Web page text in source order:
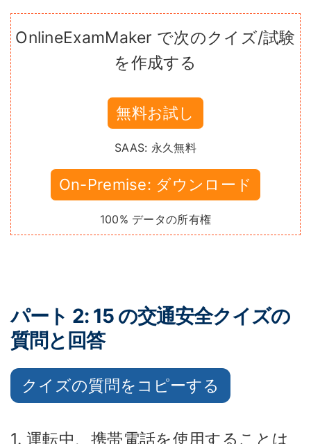
OnlineExamMaker で次のクイズ/試験
を作成する
無料お試し
SAAS: 永久無料
On-Premise: ダウンロード
100% データの所有権
パート 2: 15 の交通安全クイズの
質問と回答
クイズの質問をコピーする
1. 運転中、携帯電話を使用することは